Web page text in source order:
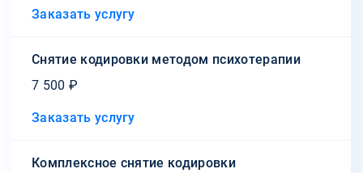
Заказать услугу
Снятие кодировки методом психотерапии
7 500 ₽
Заказать услугу
Комплексное снятие кодировки